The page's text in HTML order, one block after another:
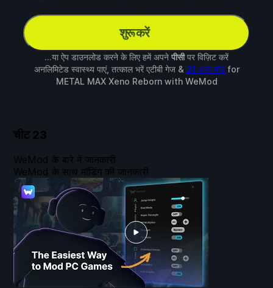
शुरू करें
...या ऐप डाउनलोड करने के लिए हमें अपने पीसीपर विज़िट करें
अनलिमिटेड स्वास्थ्य पाएं, तत्काल भरें एटीबी गेज & 21 अन्य मॉडfor
METAL MAX Xeno Rebornwith WeMod
चीट 23
WeMod के बारे में जानकारी
WeMod के साथ मॉडिंग की जानकारी